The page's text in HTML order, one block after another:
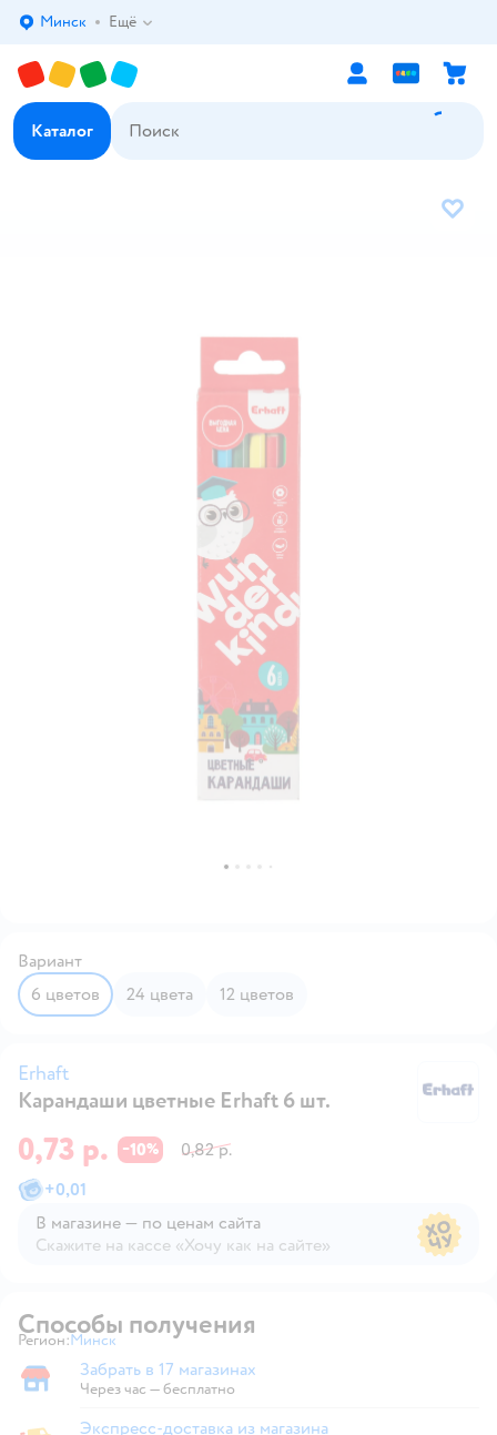
Выбор адреса доставки.
Минск Ещё
Каталог
В
Вариант
6 цветов
24 цвета 12 цветов
Erhaft
Карандаши цветные Erhaft 6 шт.
0,73 р. −10%
0,82 р.
+0,01
В магазине — по ценам сайта
Скажите на кассе «Хочу как на сайте»
Способы получения
Регион: Выбор адреса доставки.
Минск
Забрать в магазине
Забрать в 17 магазинах
Через час — бесплатно
Экспресс-доставка из магазина